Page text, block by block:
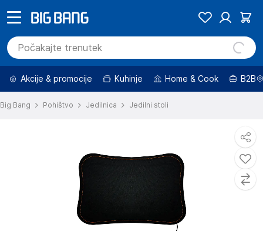
Akcije & promocije Kuhinje Home & Cook B2B
Big Bang Pohištvo Jedilnica Jedilni stoli